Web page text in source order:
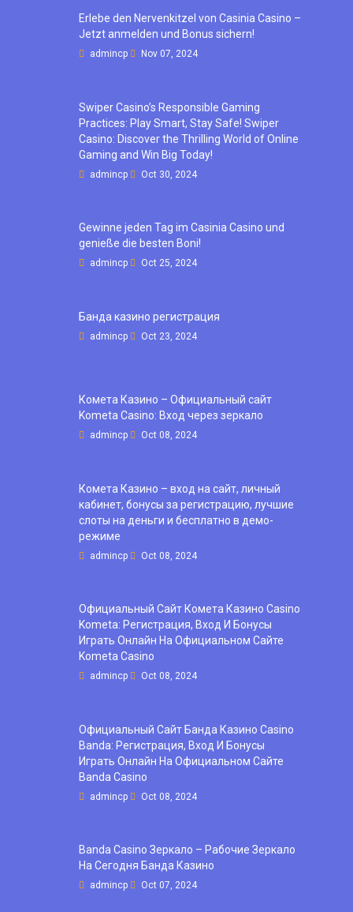
Erlebe den Nervenkitzel von Casinia Casino –
Jetzt anmelden und Bonus sichern!
admincp Nov 07, 2024
Swiper Casino’s Responsible Gaming
Practices: Play Smart, Stay Safe! Swiper
Casino: Discover the Thrilling World of Online
Gaming and Win Big Today!
admincp Oct 30, 2024
Gewinne jeden Tag im Casinia Casino und
genieße die besten Boni!
admincp Oct 25, 2024
Банда казино регистрация
admincp Oct 23, 2024
Комета Казино – Официальный сайт
Kometa Casino: Вход через зеркало
admincp Oct 08, 2024
Комета Казино – вход на сайт, личный
кабинет, бонусы за регистрацию, лучшие
слоты на деньги и бесплатно в демо-
режиме
admincp Oct 08, 2024
Официальный Сайт Комета Казино Casino
Kometa: Регистрация, Вход И Бонусы ️
Играть Онлайн На Официальном Сайте
Kometa Casino
admincp Oct 08, 2024
Официальный Сайт Банда Казино Casino
Banda: Регистрация, Вход И Бонусы ️
Играть Онлайн На Официальном Сайте
Banda Casino
admincp Oct 08, 2024
Banda Casino Зеркало – Рабочие Зеркало
На Сегодня Банда Казино
admincp Oct 07, 2024